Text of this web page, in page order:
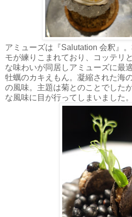
アミューズは『Salutation 会釈』
モが練りこまれており、コッテリ
な味わいが同居しアミューズに最
牡蠣のカキえもん。凝縮された海
の風味。主題は菊とのことでした
な風味に目が行ってしまいました。